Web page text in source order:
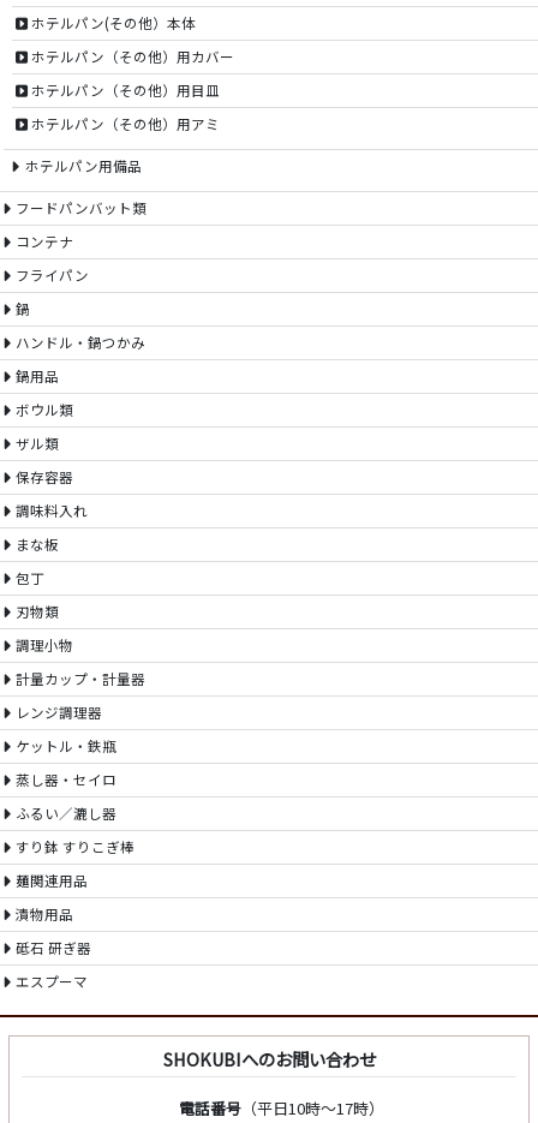
ホテルパン(その他）本体
ホテルパン（その他）用カバー
ホテルパン（その他）用目皿
ホテルパン（その他）用アミ
ホテルパン用備品
フードパンバット類
コンテナ
フライパン
鍋
ハンドル・鍋つかみ
鍋用品
ボウル類
ザル類
保存容器
調味料入れ
まな板
包丁
刃物類
調理小物
計量カップ・計量器
レンジ調理器
ケットル・鉄瓶
蒸し器・セイロ
ふるい／漉し器
すり鉢 すりこぎ棒
麺関連用品
漬物用品
砥石 研ぎ器
エスプーマ
SHOKUBIへのお問い合わせ
電話番号（平日10時～17時）